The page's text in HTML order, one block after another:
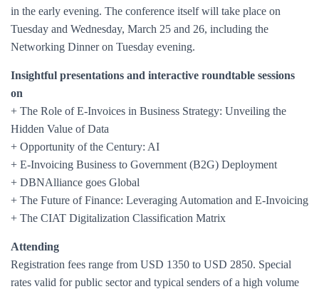
in the early evening. The conference itself will take place on
Tuesday and Wednesday, March 25 and 26, including the
Networking Dinner on Tuesday evening.
Insightful presentations and interactive roundtable sessions
on
+ The Role of E-Invoices in Business Strategy: Unveiling the
Hidden Value of Data
+ Opportunity of the Century: AI
+ E-Invoicing Business to Government (B2G) Deployment
+ DBNAlliance goes Global
+ The Future of Finance: Leveraging Automation and E-Invoicing
+ The CIAT Digitalization Classification Matrix
Attending
Registration fees range from USD 1350 to USD 2850. Special
rates valid for public sector and typical senders of a high volume